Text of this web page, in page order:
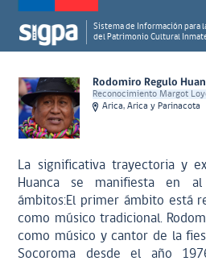
Sistema de Información para
del Patrimonio Cultural
Rodomiro Regulo
Reconocimiento Margot
Arica, Arica y Parinacota
La significativa trayectoria y
Huanca se manifiesta en
ámbitos:El primer ámbito está
como músico tradicional.
como músico y cantor de la
Socoroma desde el año